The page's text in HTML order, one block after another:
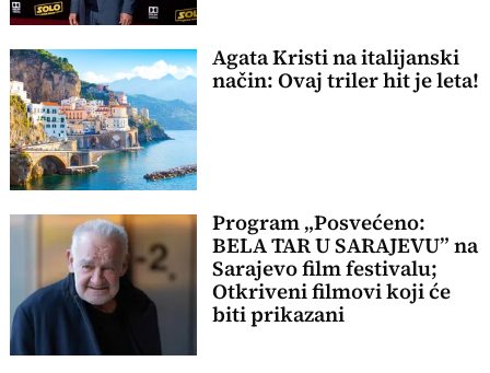
Agata Kristi na italijanski
način: Ovaj triler hit je leta!
Program „Posvećeno:
BELA TAR U SARAJEVU” na
Sarajevo film festivalu;
Otkriveni filmovi koji će
biti prikazani